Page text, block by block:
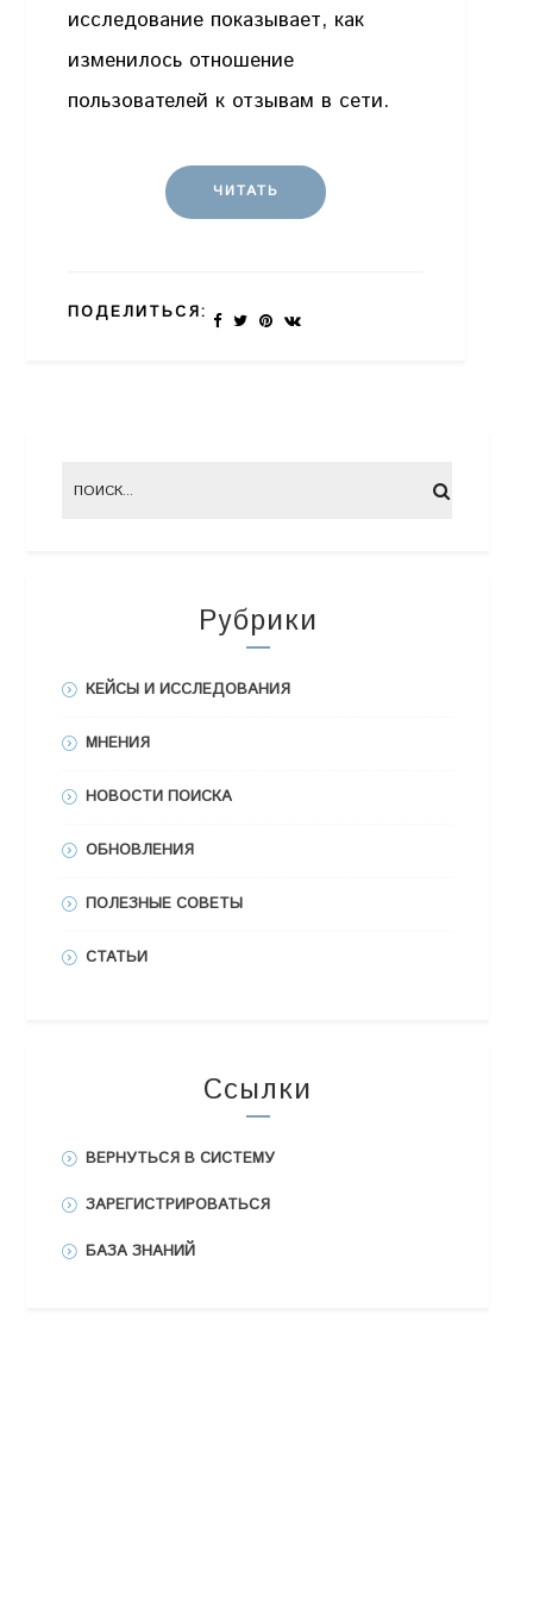
исследование показывает, как
изменилось отношение
пользователей к отзывам в сети.
ЧИТАТЬ
ПОДЕЛИТЬСЯ:
Рубрики
КЕЙСЫ И ИССЛЕДОВАНИЯ
МНЕНИЯ
НОВОСТИ ПОИСКА
ОБНОВЛЕНИЯ
ПОЛЕЗНЫЕ СОВЕТЫ
СТАТЬИ
Ссылки
ВЕРНУТЬСЯ В СИСТЕМУ
ЗАРЕГИСТРИРОВАТЬСЯ
БАЗА ЗНАНИЙ